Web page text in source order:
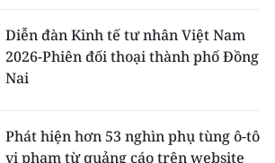
Diễn đàn Kinh tế tư nhân Việt Nam
2026-Phiên đối thoại thành phố Đồng
Nai
Phát hiện hơn 53 nghìn phụ tùng ô-tô
vi phạm từ quảng cáo trên website